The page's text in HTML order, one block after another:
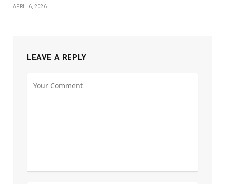
APRIL 6, 2026
LEAVE A REPLY